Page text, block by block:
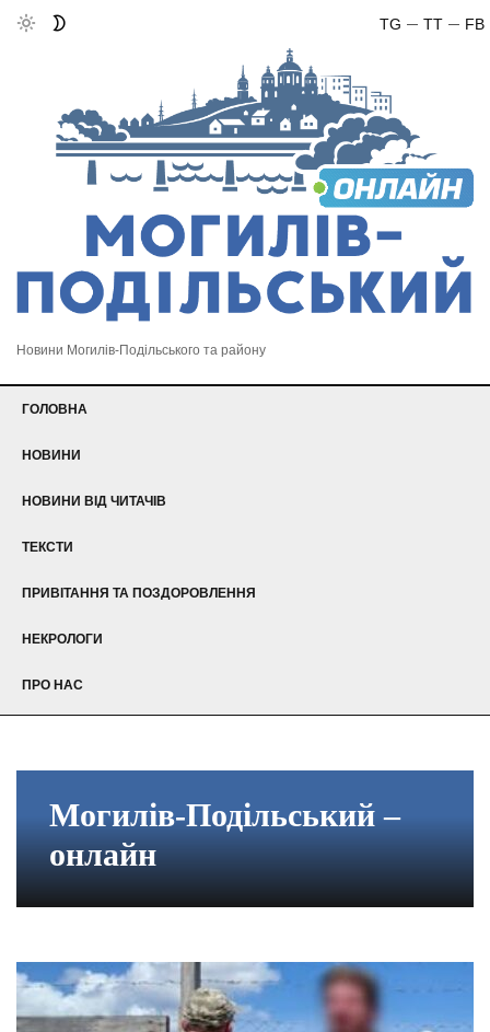
FB
TT
TG
Новини Могилів-Подільського та району
ГОЛОВНА
НОВИНИ
НОВИНИ ВІД ЧИТАЧІВ
ТЕКСТИ
ПРИВІТАННЯ ТА ПОЗДОРОВЛЕННЯ
НЕКРОЛОГИ
ПРО НАС
Могилів-Подільський –
онлайн